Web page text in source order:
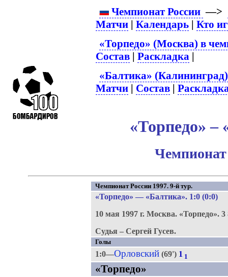
Чемпионат России —>
Матчи |Календарь |Кто
«Торпедо» (Москва) в
Состав |Раскладка |
«Балтика»
Матчи | Состав |
«Торпедо» –
Чемпионат
Чемпионат России 1997. 9-й тур.
«Торпедо» — «Балтика». 1:0 (0:0)
10 мая 1997 г. Москва. «Торпедо». 3
Судья – Сергей Гусев.
Голы
1:0—Орловский(69') 1 1
«Торпедо»